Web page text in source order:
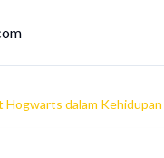
Hogwarts dalam